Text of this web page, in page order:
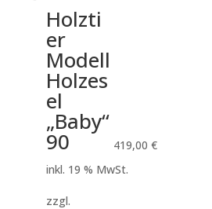
Holzti
er
Modell
Holzes
el
„Baby“
90 419,00€
inkl. 19 % MwSt.
zzgl.